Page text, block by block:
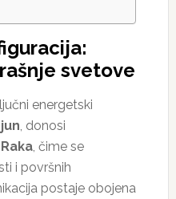
svetove
energetski
, donosi
, čime se
i površnih
postaje obojena